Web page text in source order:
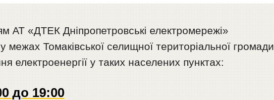
АТ «ДТЕК Дніпропетровські електромережі»
межах Томаківської селищної територіальної громади
електроенергії у таких населених пунктах:
до 19:00